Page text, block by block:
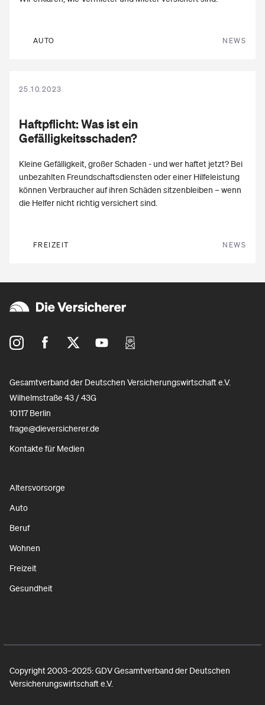
AUTO NEWS
Haftpflicht: Was ist ein
Gefälligkeitsschaden?
25.10.2023
Kleine Gefälligkeit, großer Schaden - und wer haftet jetzt? Bei
unbezahlten Freundschaftsdiensten oder einer Hilfeleistung
können Verbraucher auf ihren Schäden sitzenbleiben – wenn
die Helfer nicht richtig versichert sind.
FREIZEIT NEWS
Gesamtverband der Deutschen Versicherungswirtschaft e.V.
Wilhelmstraße 43 / 43G
10117 Berlin
frage@dieversicherer.de
Kontakte für Medien
Altersvorsorge
Auto
Beruf
Wohnen
Freizeit
Gesundheit
Copyright 2003–2025: GDV Gesamtverband der Deutschen
Versicherungswirtschaft e.V.